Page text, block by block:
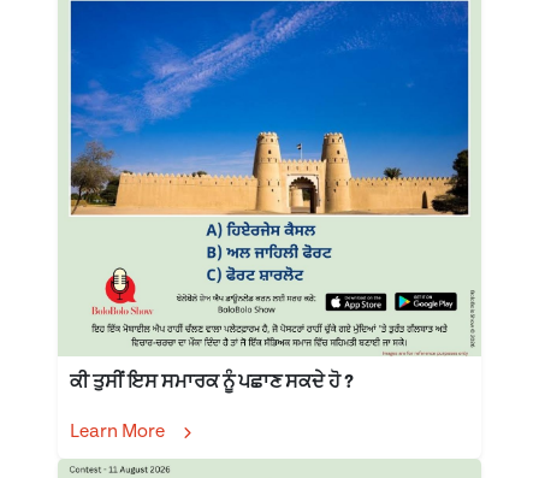
ਕੀ ਤੁਸੀਂ ਇਸ ਸਮਾਰਕ ਨੂੰ ਪਛਾਣ ਸਕਦੇ ਹੋ ?
Learn More